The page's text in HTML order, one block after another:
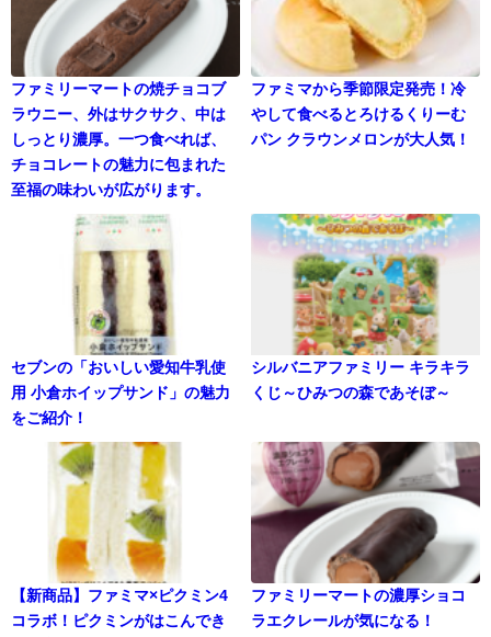
ファミリーマートの焼チョコブ
ラウニー、外はサクサク、中は
しっとり濃厚。一つ食べれば、
チョコレートの魅力に包まれた
至福の味わいが広がります。
ファミマから季節限定発売！冷
やして食べるとろけるくりーむ
パン クラウンメロンが大人気！
セブンの「おいしい愛知牛乳使
用 小倉ホイップサンド」の魅力
をご紹介！
シルバニアファミリー キラキラ
くじ～ひみつの森であそぼ～
【新商品】ファミマ×ピクミン4
コラボ！ピクミンがはこんでき
ファミリーマートの濃厚ショコ
ラエクレールが気になる！